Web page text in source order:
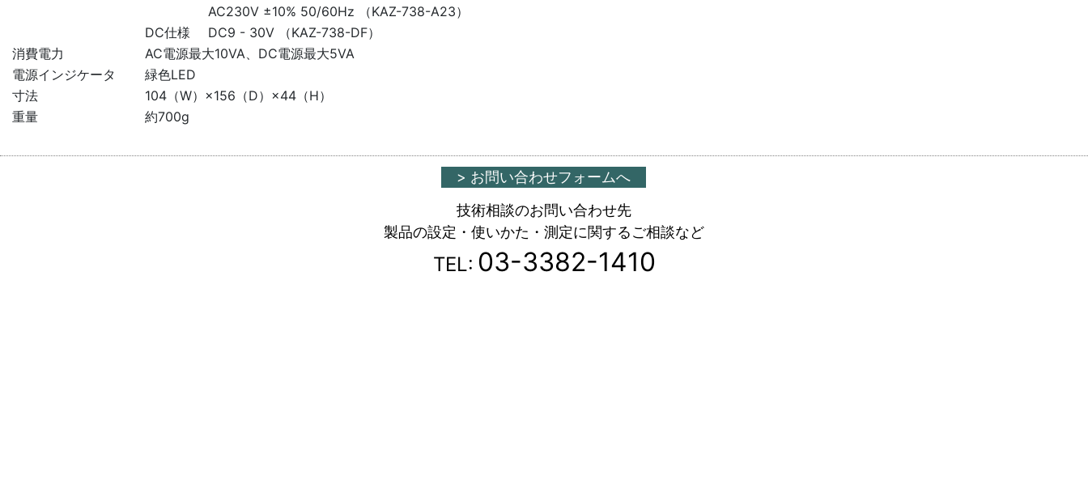
AC230V ±10% 50/60Hz （KAZ-738-A23）
DC仕様
DC9 - 30V （KAZ-738-DF）
消費電力
AC電源最大10VA、DC電源最大5VA
電源インジケータ
緑色LED
寸法
104（W）×156（D）×44（H）
重量
約700g
> お問い合わせフォームへ
技術相談のお問い合わせ先
製品の設定・使いかた・測定に関するご相談など
TEL: 03-3382-1410